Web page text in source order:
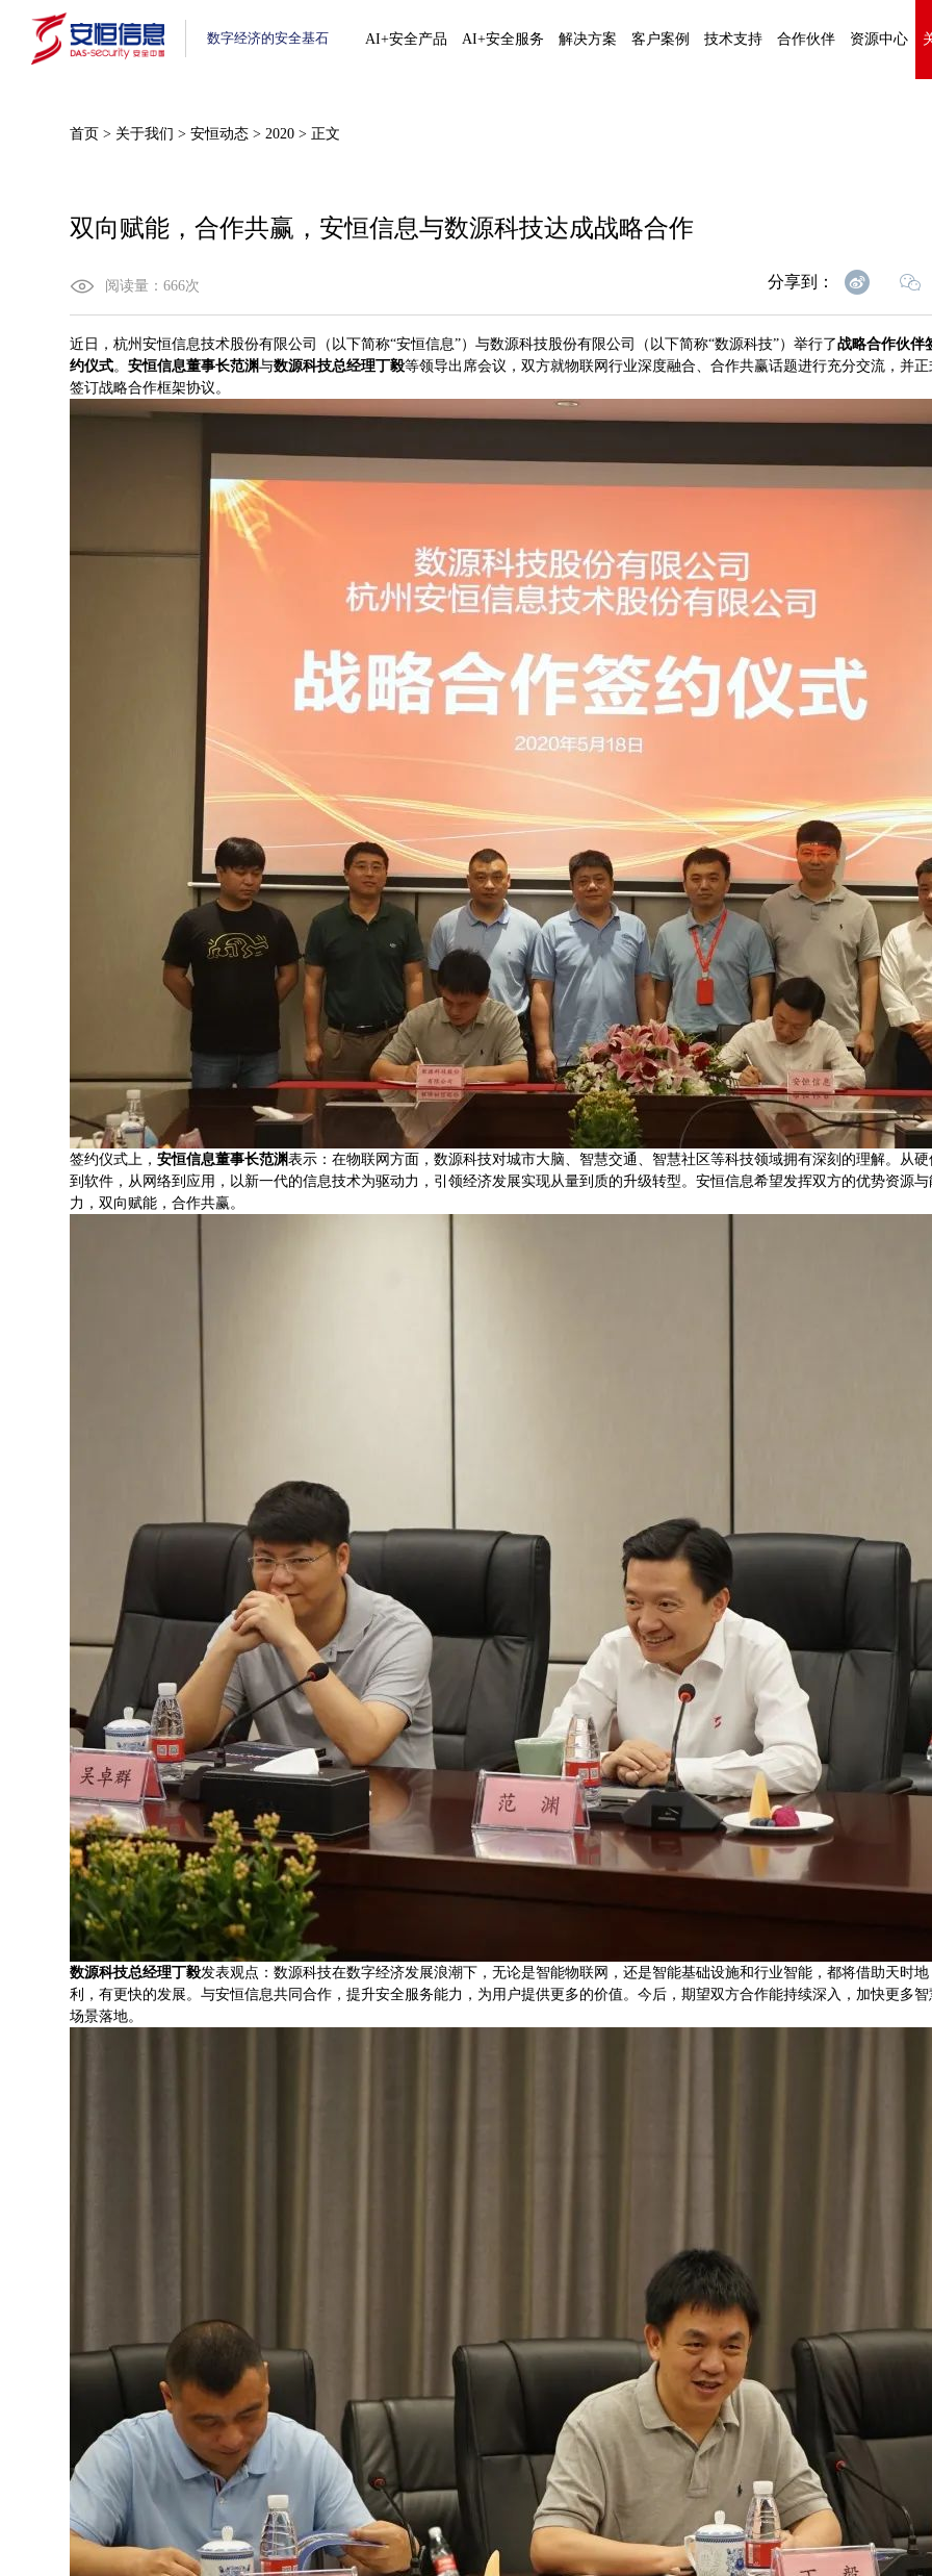
数字经济的安全基石 AI+安全产品 AI+安全服务 解决方案 客户案例 技术支持 合作伙伴 资源中心
首页 > 关于我们 >安恒动态 >2020 > 正文
双向赋能，合作共赢，安恒信息与数源科技达成战略合作
阅读量：666次 分享到：
近日，杭州安恒信息技术股份有限公司（以下简称“安恒信息”）与数源科技股份有限公司（以下简称“数源科技”）举行了战略合作伙伴
约仪式。安恒信息董事长范渊与数源科技总经理丁毅等领导出席会议，双方就物联网行业深度融合、合作共赢话题进行充分交流，并正
签订战略合作框架协议。
签约仪式上，安恒信息董事长范渊表示：在物联网方面，数源科技对城市大脑、智慧交通、智慧社区等科技领域拥有深刻的理解。从硬
到软件，从网络到应用，以新一代的信息技术为驱动力，引领经济发展实现从量到质的升级转型。安恒信息希望发挥双方的优势资源与
力，双向赋能，合作共赢。
数源科技总经理丁毅发表观点：数源科技在数字经济发展浪潮下，无论是智能物联网，还是智能基础设施和行业智能，都将借助天时地
利，有更快的发展。与安恒信息共同合作，提升安全服务能力，为用户提供更多的价值。今后，期望双方合作能持续深入，加快更多智
场景落地。